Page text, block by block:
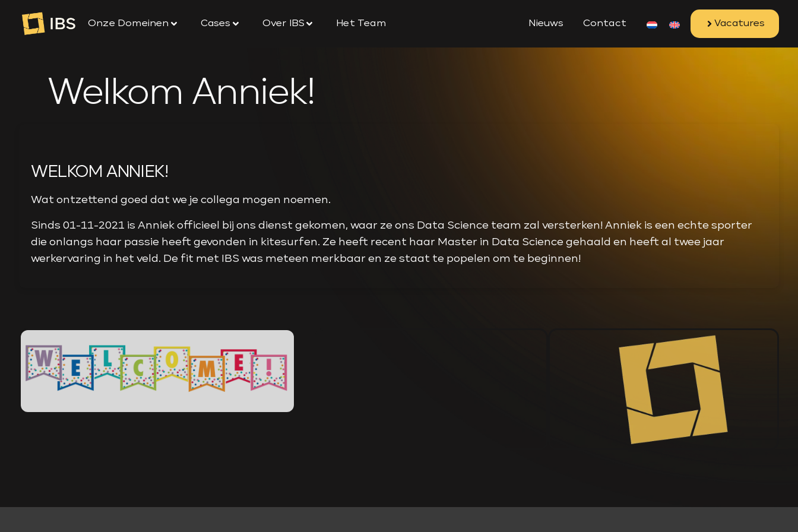
inhoud
Onze Domeinen Cases Over IBS Het Team Vacatures
Nieuws Contact
Welkom Anniek!
WELKOM ANNIEK!
Wat ontzettend goed dat we je collega mogen noemen.
Sinds 01-11-2021 is Anniek officieel bij ons dienst gekomen, waar ze ons Data Science team zal versterken! Anniek is een echte sporter
die onlangs haar passie heeft gevonden in kitesurfen. Ze heeft recent haar Master in Data Science gehaald en heeft al twee jaar
werkervaring in het veld. De fit met IBS was meteen merkbaar en ze staat te popelen om te beginnen!